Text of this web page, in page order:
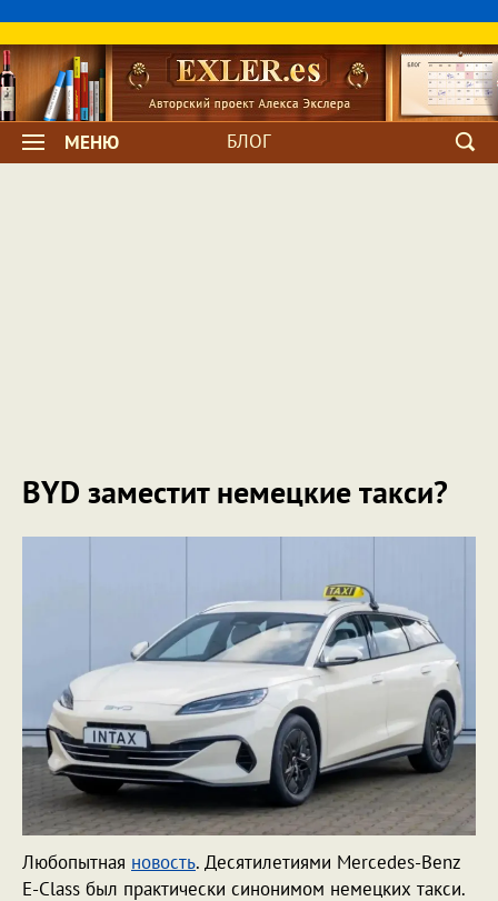
МЕНЮ БЛОГ
BYD заместит немецкие такси?
Любопытная новость. Десятилетиями Mercedes-Benz
E-Class был практически синонимом немецких такси.